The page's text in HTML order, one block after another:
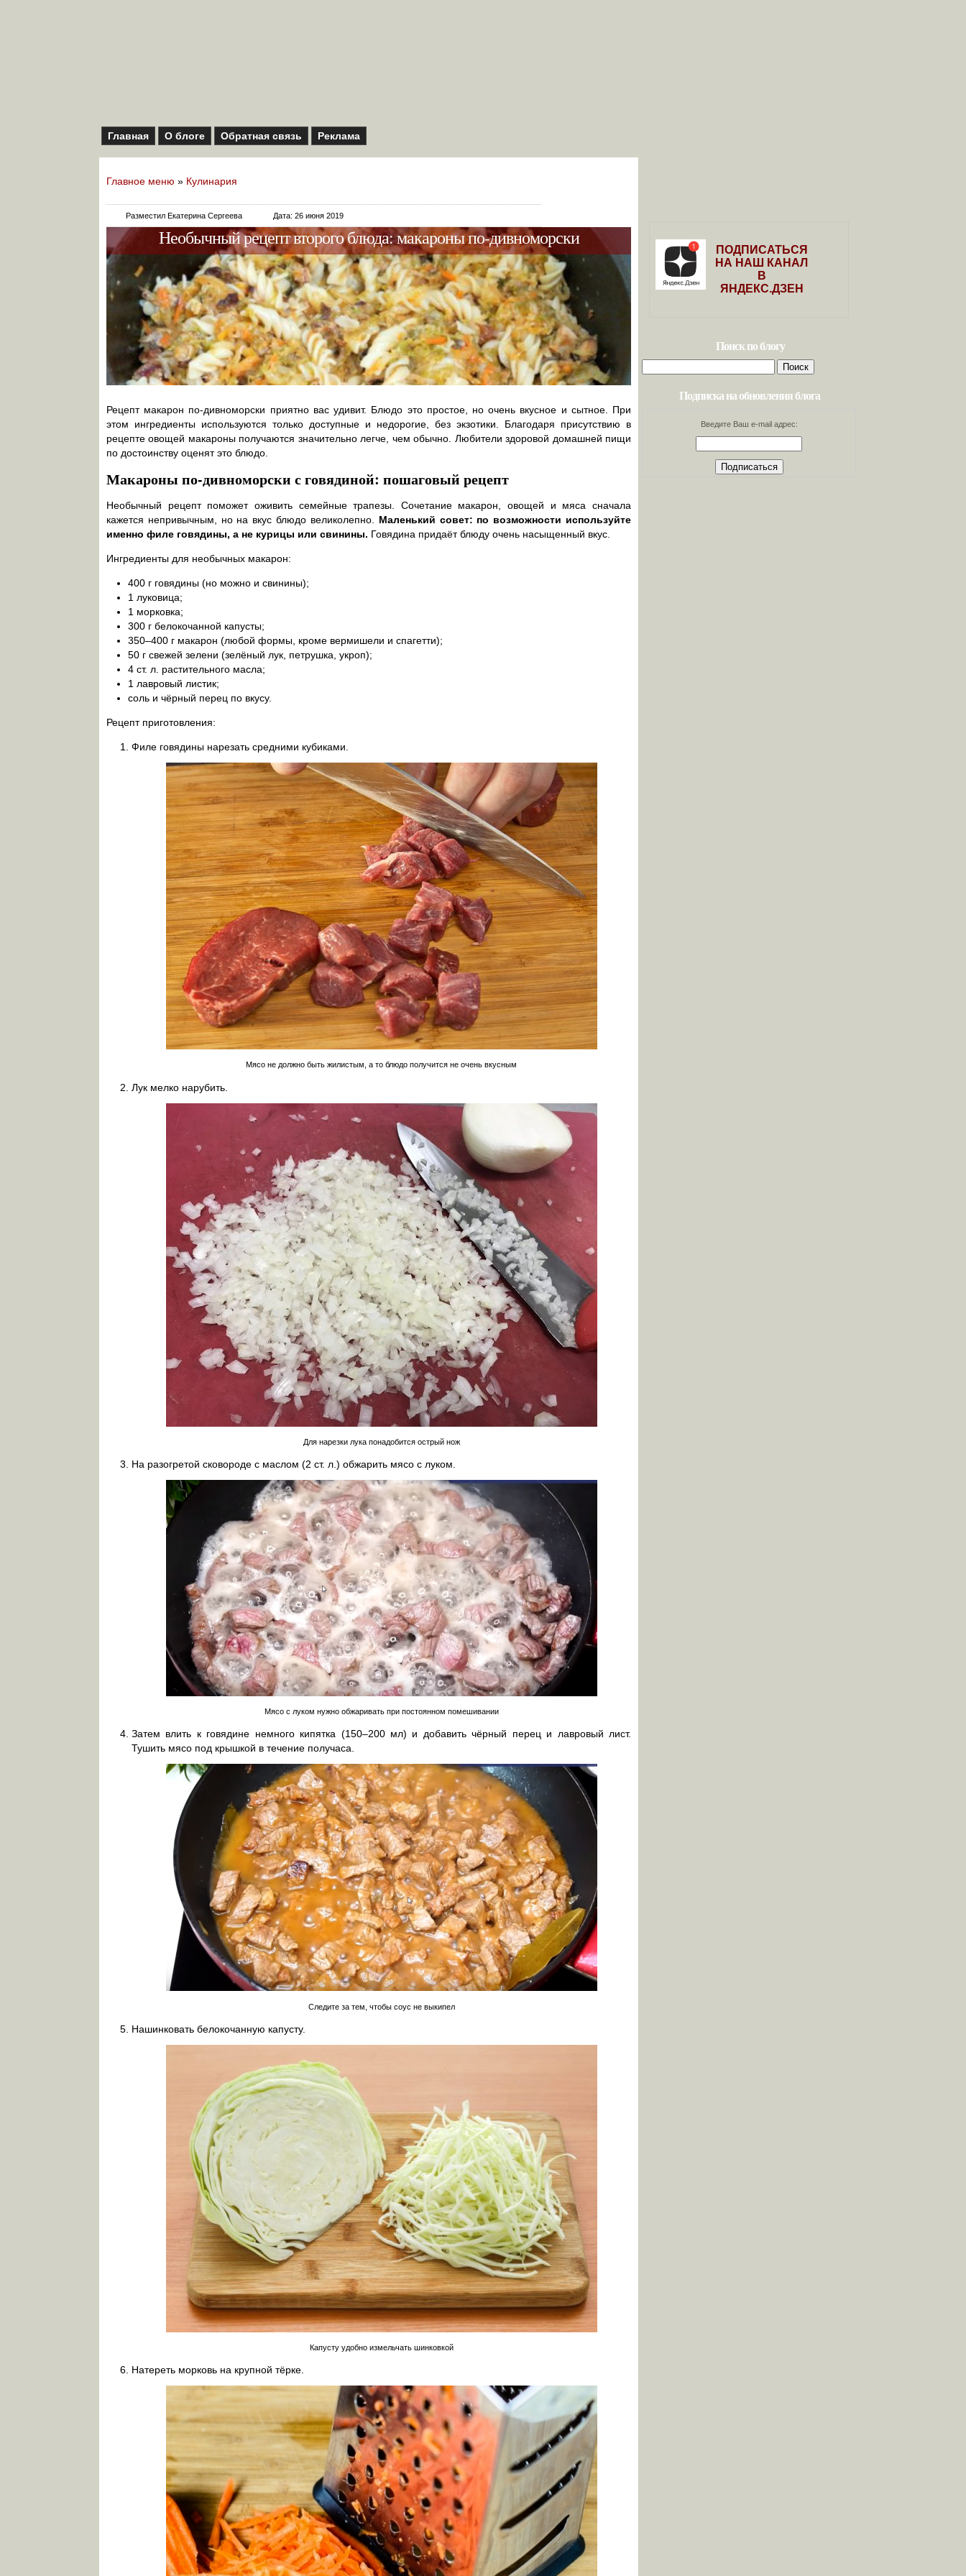
Главная О блоге Обратная связь Реклама
Главное меню » Кулинария
Разместил Екатерина Сергеева Дата: 26 июня 2019
Необычный рецепт второго блюда: макароны по-дивноморски
Рецепт макарон по-дивноморски приятно вас удивит. Блюдо это простое, но очень вкусное и сытное. При
этом ингредиенты используются только доступные и недорогие, без экзотики. Благодаря присутствию в
рецепте овощей макароны получаются значительно легче, чем обычно. Любители здоровой домашней пищи
по достоинству оценят это блюдо.
Макароны по-дивноморски с говядиной: пошаговый рецепт
Необычный рецепт поможет оживить семейные трапезы. Сочетание макарон, овощей и мяса сначала
кажется непривычным, но на вкус блюдо великолепно. Маленький совет: по возможности используйте
именно филе говядины, а не курицы или свинины. Говядина придаёт блюду очень насыщенный вкус.
Ингредиенты для необычных макарон:
400 г говядины (но можно и свинины);
1 луковица;
1 морковка;
300 г белокочанной капусты;
350–400 г макарон (любой формы, кроме вермишели и спагетти);
50 г свежей зелени (зелёный лук, петрушка, укроп);
4 ст. л. растительного масла;
1 лавровый листик;
соль и чёрный перец по вкусу.
Рецепт приготовления:
Филе говядины нарезать средними кубиками.
Мясо не должно быть жилистым, а то блюдо получится не очень вкусным
Лук мелко нарубить.
Для нарезки лука понадобится острый нож
На разогретой сковороде с маслом (2 ст. л.) обжарить мясо с луком.
Мясо с луком нужно обжаривать при постоянном помешивании
Затем влить к говядине немного кипятка (150–200 мл) и добавить чёрный перец и лавровый лист.
Тушить мясо под крышкой в течение получаса.
Следите за тем, чтобы соус не выкипел
Нашинковать белокочанную капусту.
Капусту удобно измельчать шинковкой
Натереть морковь на крупной тёрке.
ПОДПИСАТЬСЯ
НА НАШ КАНАЛ
В
ЯНДЕКС.ДЗЕН
Поиск по блогу
Найти:
Подписка на обновления блога
Введите Ваш e-mail адрес: